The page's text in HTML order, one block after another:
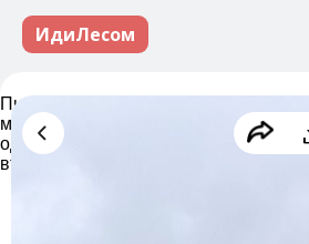
ИдиЛесом
Пик Чехова, возвышающийся на
моря, расположен недалеко от
одна из двух высочайших вершин
вторая - стоящая поблизости гора